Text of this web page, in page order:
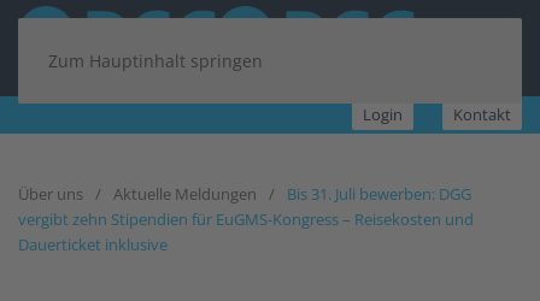
Zum Hauptinhalt springen
Login Kontakt
Über uns Aktuelle Meldungen
Bis 31. Juli bewerben: DGG
vergibt zehn Stipendien für EuGMS-Kongress – Reisekosten und
Dauerticket inklusive